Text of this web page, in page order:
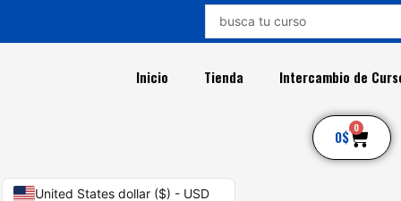
Search
...
Inicio Tienda Intercambio de
0$ 0 Cart
United States dollar ($) - USD